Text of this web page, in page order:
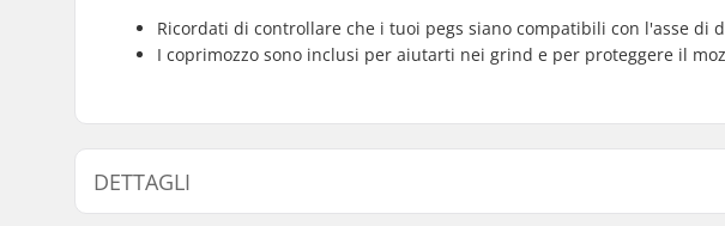
Ricordati di controllare che i tuoi pegs siano compatibili con l'asse di
I coprimozzo sono inclusi per aiutarti nei grind e per proteggere il
DETTAGLI